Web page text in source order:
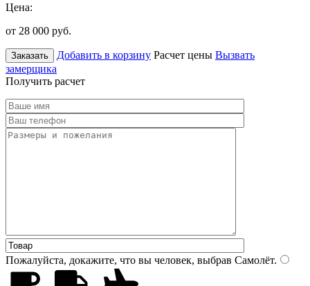
Цена:
от 28 000 руб.
Заказать Добавить в корзину Расчет цены Вызвать
замерщика
Получить расчет
Пожалуйста, докажите, что вы человек, выбрав Самолёт.